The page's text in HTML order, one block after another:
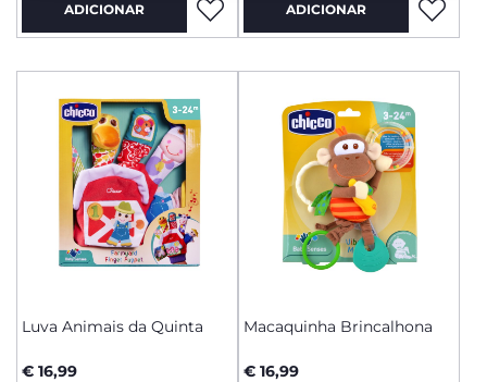
ADICIONAR ADICIONAR
Luva Animais da Quinta
€ 16,99
Macaquinha Brincalhona
€ 16,99